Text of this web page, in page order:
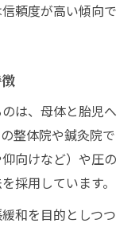
頼度が高い傾向で
は、母体と胎児へ
整体院や鍼灸院で
向けなど）や圧の
採用しています。
和を目的としつつ